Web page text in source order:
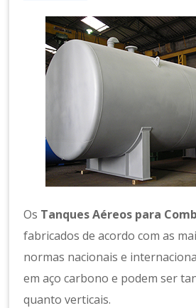
m
e
n
A
C
o
m
p
ri
m
id
o
Os Tanques Aéreos para
fabricados de acordo com as
normas nacionais e
em aço carbono e podem ser
quanto verticais.